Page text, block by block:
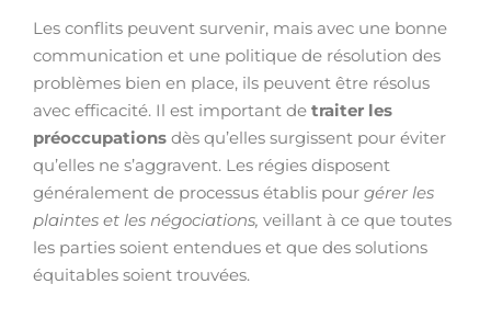
Les conflits peuvent survenir, mais avec une bonne
communication et une politique de résolution des
problèmes bien en place, ils peuvent être résolus
avec efficacité. Il est important de traiter les
préoccupations dès qu’elles surgissent pour éviter
qu’elles ne s’aggravent. Les régies disposent
généralement de processus établis pour gérer les
plaintes et les négociations, veillant à ce que toutes
les parties soient entendues et que des solutions
équitables soient trouvées.